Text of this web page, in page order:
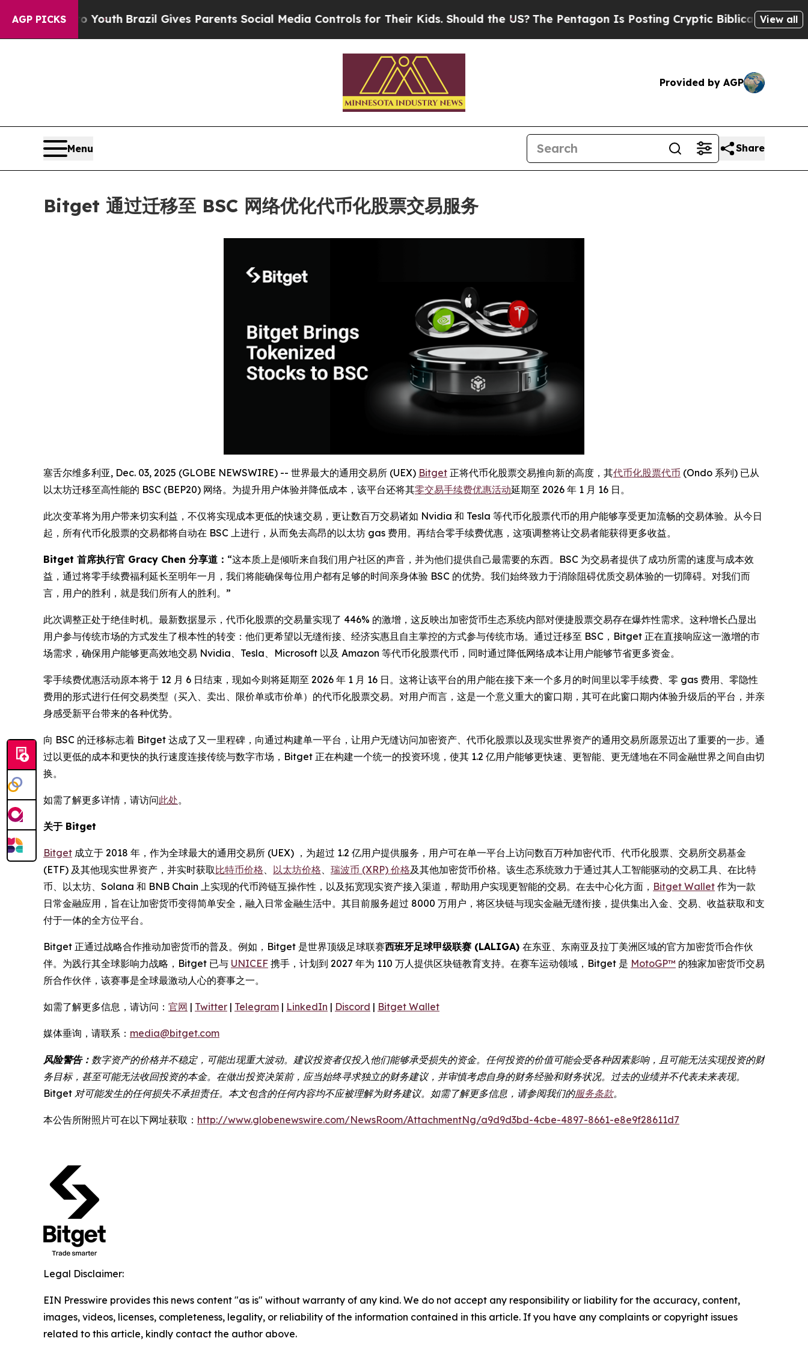
AGP PICKS
to Youth Brazil Gives Parents Social Media Controls for Their Kids. Should the US?The Pentagon Is Posting Cryptic Biblical Messages on
View all
Provided by AGP
Menu Share
Bitget 通过迁移至 BSC 网络优化代币化股票交易服务
塞舌尔维多利亚, Dec. 03, 2025 (GLOBE NEWSWIRE) -- 世界最大的通用交易所 (UEX) Bitget 正将代币化股票交易推向新的高度，其代币化股票代币 (Ondo 系列) 已从
以太坊迁移至高性能的 BSC (BEP20) 网络。为提升用户体验并降低成本，该平台还将其零交易手续费优惠活动延期至 2026 年 1 月 16 日。
此次变革将为用户带来切实利益，不仅将实现成本更低的快速交易，更让数百万交易诸如 Nvidia 和 Tesla 等代币化股票代币的用户能够享受更加流畅的交易体验。从今日
起，所有代币化股票的交易都将自动在 BSC 上进行，从而免去高昂的以太坊 gas 费用。再结合零手续费优惠，这项调整将让交易者能获得更多收益。
Bitget 首席执行官 Gracy Chen 分享道： “这本质上是倾听来自我们用户社区的声音，并为他们提供自己最需要的东西。BSC 为交易者提供了成功所需的速度与成本效
益，通过将零手续费福利延长至明年一月，我们将能确保每位用户都有足够的时间亲身体验 BSC 的优势。我们始终致力于消除阻碍优质交易体验的一切障碍。对我们而
言，用户的胜利，就是我们所有人的胜利。”
此次调整正处于绝佳时机。最新数据显示，代币化股票的交易量实现了 446% 的激增，这反映出加密货币生态系统内部对便捷股票交易存在爆炸性需求。这种增长凸显出
用户参与传统市场的方式发生了根本性的转变：他们更希望以无缝衔接、经济实惠且自主掌控的方式参与传统市场。通过迁移至 BSC，Bitget 正在直接响应这一激增的市
场需求，确保用户能够更高效地交易 Nvidia、Tesla、Microsoft 以及 Amazon 等代币化股票代币，同时通过降低网络成本让用户能够节省更多资金。
零手续费优惠活动原本将于 12 月 6 日结束，现如今则将延期至 2026 年 1 月 16 日。这将让该平台的用户能在接下来一个多月的时间里以零手续费、零 gas 费用、零隐性
费用的形式进行任何交易类型（买入、卖出、限价单或市价单）的代币化股票交易。对用户而言，这是一个意义重大的窗口期，其可在此窗口期内体验升级后的平台，并亲
身感受新平台带来的各种优势。
向 BSC 的迁移标志着 Bitget 达成了又一里程碑，向通过构建单一平台，让用户无缝访问加密资产、代币化股票以及现实世界资产的通用交易所愿景迈出了重要的一步。通
过以更低的成本和更快的执行速度连接传统与数字市场，Bitget 正在构建一个统一的投资环境，使其 1.2 亿用户能够更快速、更智能、更无缝地在不同金融世界之间自由切
换。
如需了解更多详情，请访问此处。
关于 Bitget
Bitget 成立于 2018 年，作为全球最大的通用交易所 (UEX) ，为超过 1.2 亿用户提供服务，用户可在单一平台上访问数百万种加密代币、代币化股票、交易所交易基金
(ETF) 及其他现实世界资产，并实时获取 比特币价格、 以太坊价格、 瑞波币 (XRP) 价格及其他加密货币价格。该生态系统致力于通过其人工智能驱动的交易工具、在比特
币、以太坊、Solana 和 BNB Chain 上实现的代币跨链互操作性，以及拓宽现实资产接入渠道，帮助用户实现更智能的交易。在去中心化方面， Bitget Wallet 作为一款
日常金融应用，旨在让加密货币变得简单安全，融入日常金融生活中。其目前服务超过 8000 万用户，将区块链与现实金融无缝衔接，提供集出入金、交易、收益获取和支
付于一体的全方位平台。
Bitget 正通过战略合作推动加密货币的普及。例如，Bitget 是世界顶级足球联赛西班牙足球甲级联赛 (LALIGA) 在东亚、东南亚及拉丁美洲区域的官方加密货币合作伙
伴。为践行其全球影响力战略，Bitget 已与 UNICEF 携手，计划到 2027 年为 110 万人提供区块链教育支持。在赛车运动领域，Bitget 是 MotoGP™ 的独家加密货币交易
所合作伙伴，该赛事是全球最激动人心的赛事之一。
如需了解更多信息，请访问： 官网 | Twitter | Telegram | LinkedIn | Discord | Bitget Wallet
媒体垂询，请联系： media@bitget.com
风险警告： 数字资产的价格并不稳定，可能出现重大波动。建议投资者仅投入他们能够承受损失的资金。任何投资的价值可能会受各种因素影响，且可能无法实现投资的财
务目标，甚至可能无法收回投资的本金。在做出投资决策前，应当始终寻求独立的财务建议，并审慎考虑自身的财务经验和财务状况。过去的业绩并不代表未来表现。
Bitget 对可能发生的任何损失不承担责任。本文包含的任何内容均不应被理解为财务建议。如需了解更多信息，请参阅我们的服务条款。
本公告所附照片可在以下网址获取： http://www.globenewswire.com/NewsRoom/AttachmentNg/a9d9d3bd-4cbe-4897-8661-e8e9f28611d7
Legal Disclaimer:
EIN Presswire provides this news content "as is" without warranty of any kind. We do not accept any responsibility or liability for the accuracy, content,
images, videos, licenses, completeness, legality, or reliability of the information contained in this article. If you have any complaints or copyright issues
related to this article, kindly contact the author above.